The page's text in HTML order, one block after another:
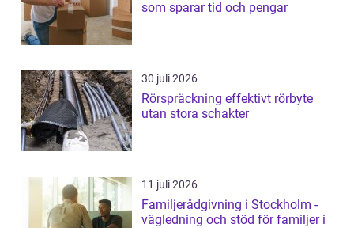
som sparar tid och pengar
30 juli 2026
Rörspräckning effektivt rörbyte
utan stora schakter
11 juli 2026
Familjerådgivning i Stockholm -
vägledning och stöd för familjer i